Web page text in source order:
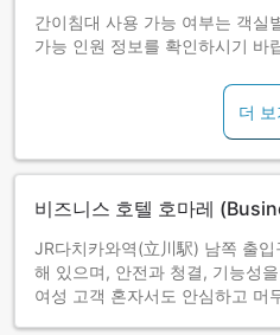
간이침대 사용 가능 여부는 객실
가능 인원 정보를 확인하시기 바
더 보
비즈니스 호텔 호마레
JR다치카와역(立川駅) 남쪽 출
해 있으며, 안전과 청결, 기능성
여성 고객 혼자서도 안심하고 머